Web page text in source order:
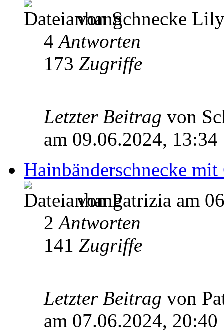
von Schnecke
4Antworten
173 Zugriffe
Letzter Beitrag von
am 09.06.2024, 13:34
Hainbänderschnecke mit
von Patrizia am
2Antworten
141 Zugriffe
Letzter Beitrag von
am 07.06.2024, 20:40